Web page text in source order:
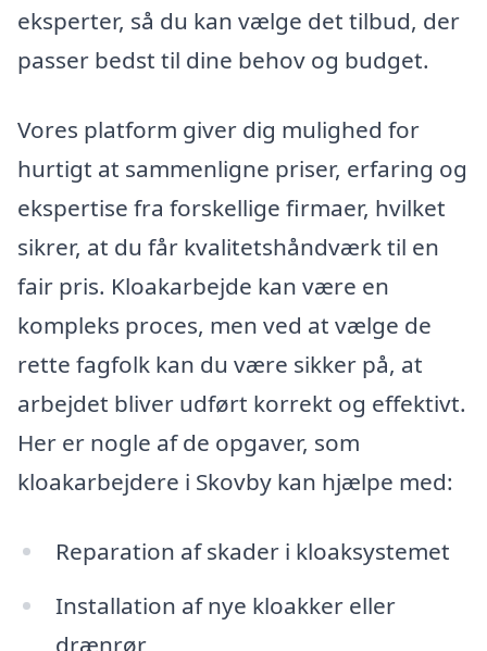
eksperter, så du kan vælge det tilbud, der
passer bedst til dine behov og budget.
Vores platform giver dig mulighed for
hurtigt at sammenligne priser, erfaring og
ekspertise fra forskellige firmaer, hvilket
sikrer, at du får kvalitetshåndværk til en
fair pris. Kloakarbejde kan være en
kompleks proces, men ved at vælge de
rette fagfolk kan du være sikker på, at
arbejdet bliver udført korrekt og effektivt.
Her er nogle af de opgaver, som
kloakarbejdere i Skovby kan hjælpe med:
Reparation af skader i kloaksystemet
Installation af nye kloakker eller
drænrør